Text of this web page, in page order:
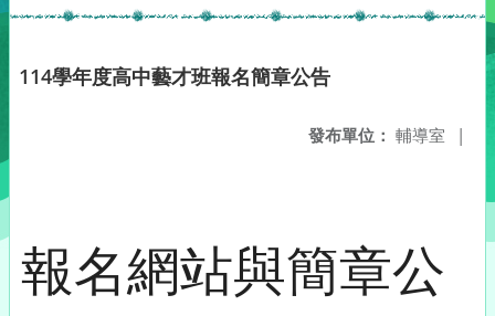
114學年度高中藝才班報名簡章公告
發布單位： 輔導室 |
報名網站與簡章公